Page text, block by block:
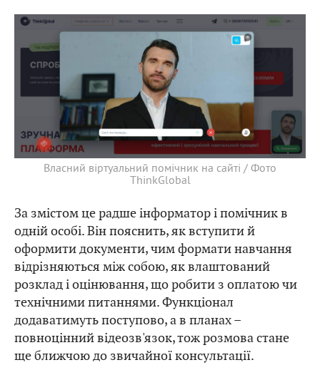
Власний віртуальний помічник на сайті / Фото
ThinkGlobal
За змістом це радше інформатор і помічник в
одній особі. Він пояснить, як вступити й
оформити документи, чим формати навчання
відрізняються між собою, як влаштований
розклад і оцінювання, що робити з оплатою чи
технічними питаннями. Функціонал
додаватимуть поступово, а в планах –
повноцінний відеозв'язок, тож розмова стане
ще ближчою до звичайної консультації.